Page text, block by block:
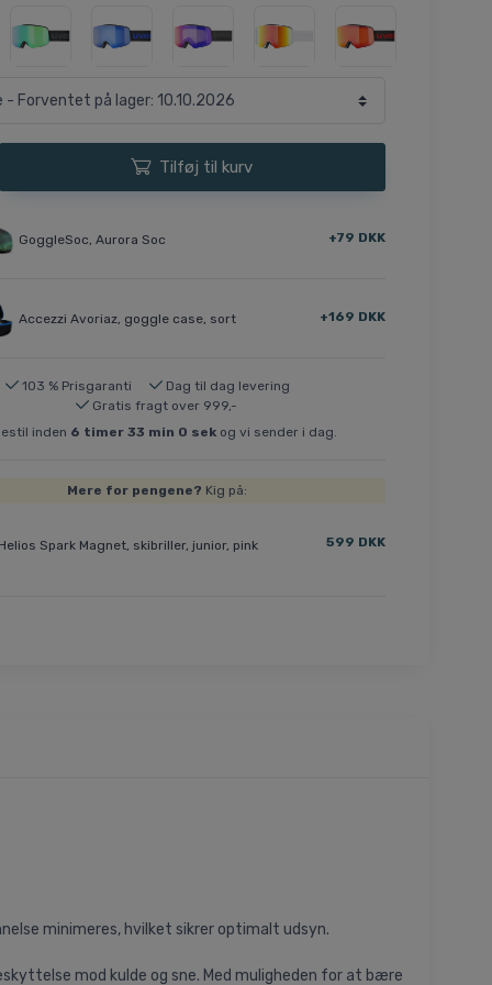
Tilføj til kurv
GoggleSoc, Aurora Soc +79 DKK
Accezzi Avoriaz, goggle case, sort +169 DKK
103 % Prisgaranti
Dag til dag levering
Gratis fragt over 999,-
inden 6timer32min 59sekog vi sender i dag.
Mere for pengene? Kig på:
Spark Magnet, skibriller, junior, pink 599 DKK
minimeres, hvilket sikrer optimalt udsyn.
mod kulde og sne. Med muligheden for at bære